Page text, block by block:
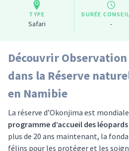
TYPE
Safari
DURÉE
-
Découvrir
dans la Réserve
en Namibie
La réserve d’Okonjima est
programme d’accueil des
plus de 20 ans maintenant, la
félins pour les protéger et les